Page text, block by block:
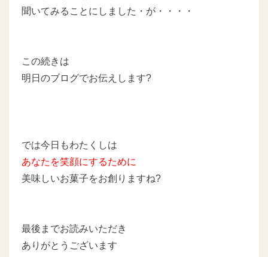
聞いてみることにしました・が・・・・
この続きは
明日のブログでお伝えします?
では今日もわたくしは
あなたを笑顔にするために
美味しいお菓子をお創りますね?
最後までお読みいただき
ありがとうございます